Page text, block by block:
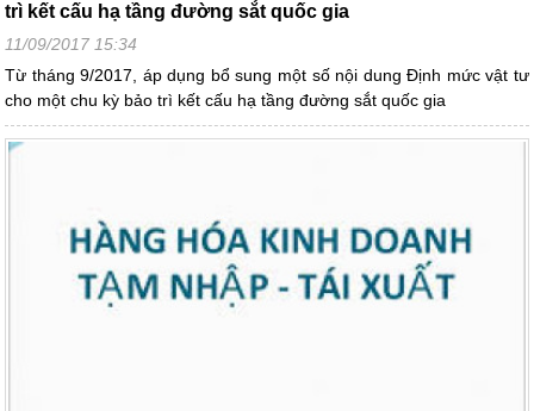
trì kết cấu hạ tầng đường sắt quốc gia
11/09/2017 15:34
Từ tháng 9/2017, áp dụng bổ sung một số nội dung Định mức vật tư
cho một chu kỳ bảo trì kết cấu hạ tầng đường sắt quốc gia